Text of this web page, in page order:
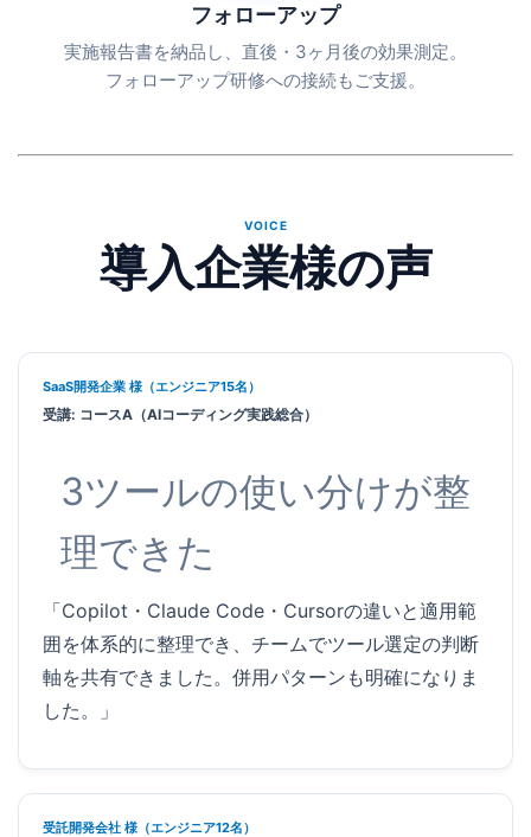
フォローアップ
実施報告書を納品し、直後・3ヶ月後の効果測定。
フォローアップ研修への接続もご支援。
VOICE
導入企業様の声
SaaS開発企業 様（エンジニア15名）
受講: コースA（AIコーディング実践総合）
3ツールの使い分けが整
理できた
「Copilot・Claude Code・Cursorの違いと適用範
囲を体系的に整理でき、チームでツール選定の判断
軸を共有できました。併用パターンも明確になりま
した。」
受託開発会社 様（エンジニア12名）